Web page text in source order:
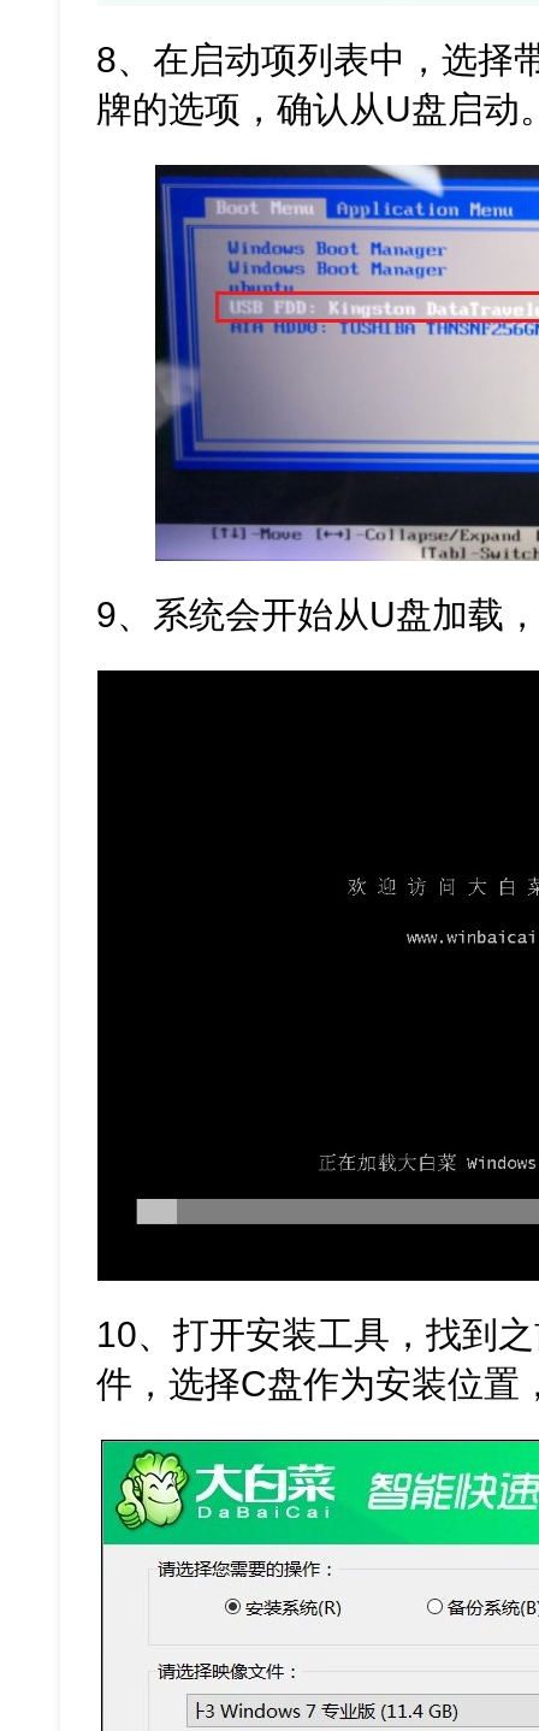
8、在启动项列表中，选择
牌的选项，确认从U盘启动
9、系统会开始从U盘加载
10、打开安装工具，找到
件，选择C盘作为安装位置